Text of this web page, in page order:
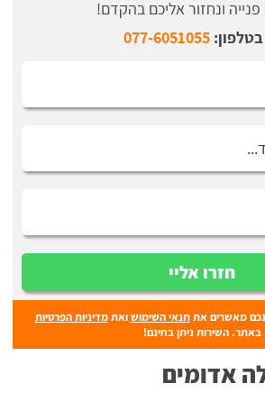
פנייה ונחזור אליכם בהקדם!
בטלפון:077-6051055
חזרו אליי
מאשרים אתתנאי השימושואתמדיניות הפרטיות
באתר. השירות ניתן בחינם!
אדומים